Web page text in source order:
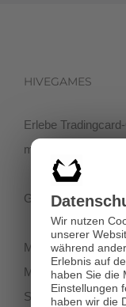
Wir nutzen
unserer
während
Erlebnis auf
haben Sie die
Einstellungen
haben wir die
HIVEGAMES
Erlebe
mit einer netten
Getreidegasse 3,
Montag-Dienstag
Mittwoch-Freitag
Samstag 12:00 -